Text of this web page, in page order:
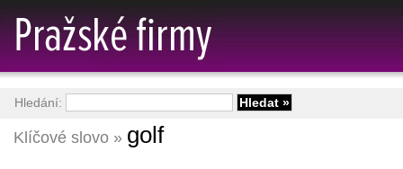
Klíčové slovo » golf
Hledání: